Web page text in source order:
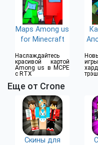
Maps Among us
for Minecraft
Наслаждайтесь
красивой картой
Among us в MCPE
с RTX
Еще от Crone
Скины для